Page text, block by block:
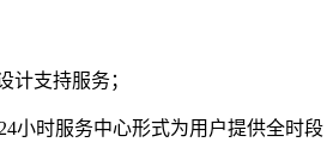
支持服务；
小时服务中心形式为用户提供全时段